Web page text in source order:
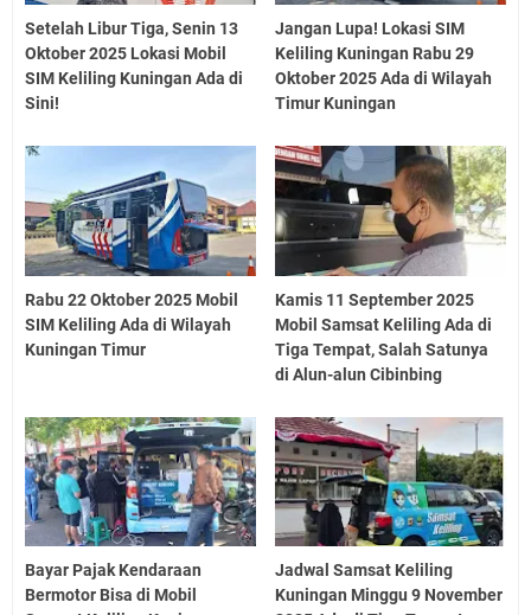
Setelah Libur Tiga, Senin 13
Oktober 2025 Lokasi Mobil
SIM Keliling Kuningan Ada di
Sini!
Jangan Lupa! Lokasi SIM
Keliling Kuningan Rabu 29
Oktober 2025 Ada di Wilayah
Timur Kuningan
Rabu 22 Oktober 2025 Mobil
SIM Keliling Ada di Wilayah
Kuningan Timur
Kamis 11 September 2025
Mobil Samsat Keliling Ada di
Tiga Tempat, Salah Satunya
di Alun-alun Cibinbing
Bayar Pajak Kendaraan
Bermotor Bisa di Mobil
Jadwal Samsat Keliling
Kuningan Minggu 9 November